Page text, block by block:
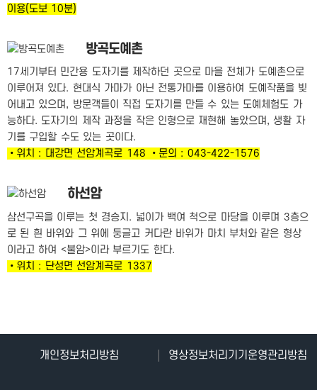
이용(도보 10분)
방곡도예촌
17세기부터 민간용 도자기를 제작하던 곳으로 마을 전체가 도예촌으로
이루어져 있다. 현대식 가마가 아닌 전통가마를 이용하여 도예작품을 빚
어내고 있으며, 방문객들이 직접 도자기를 만들 수 있는 도예체험도 가
능하다. 도자기의 제작 과정을 작은 인형으로 재현해 놓았으며, 생활 자
기를 구입할 수도 있는 곳이다.
•위치 : 대강면 선암계곡로 148 •문의 : 043-422-1576
하선암
삼선구곡을 이루는 첫 경승지. 넓이가 백여 척으로 마당을 이루며 3층으
로 된 흰 바위와 그 위에 둥글고 커다란 바위가 마치 부처와 같은 형상
이라고 하여 <불암>이라 부르기도 한다.
•위치 : 단성면 선암계곡로 1337
개인정보처리방침 영상정보처리기기운영관리방침